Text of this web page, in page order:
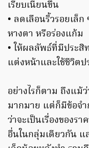
เรียบเนียนขึ้น
• ลดเลือนริ้วรอยเล็
หางตา หรือร่องแก้ม
• ให้ผลลัพธ์ที่มีประสิ
แต่งหน้าและใช้ชีวิต
อย่างไรก็ตาม ถึงแม้
มากมาย แต่ก็มีข้อจำ
ว่าจะเป็นเรื่องของร
อื่นในกลุ่มเดียวกัน แ